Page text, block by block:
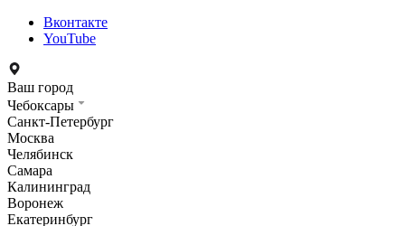
Вконтакте
YouTube
Ваш город
Чебоксары
Санкт-Петербург
Москва
Челябинск
Самара
Калининград
Воронеж
Екатеринбург